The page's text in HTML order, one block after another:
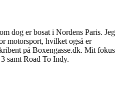
dog er bosat i Nordens Paris. Jeg
motorsport, hvilket også er
på Boxengasse.dk. Mit fokus
samt Road To Indy.